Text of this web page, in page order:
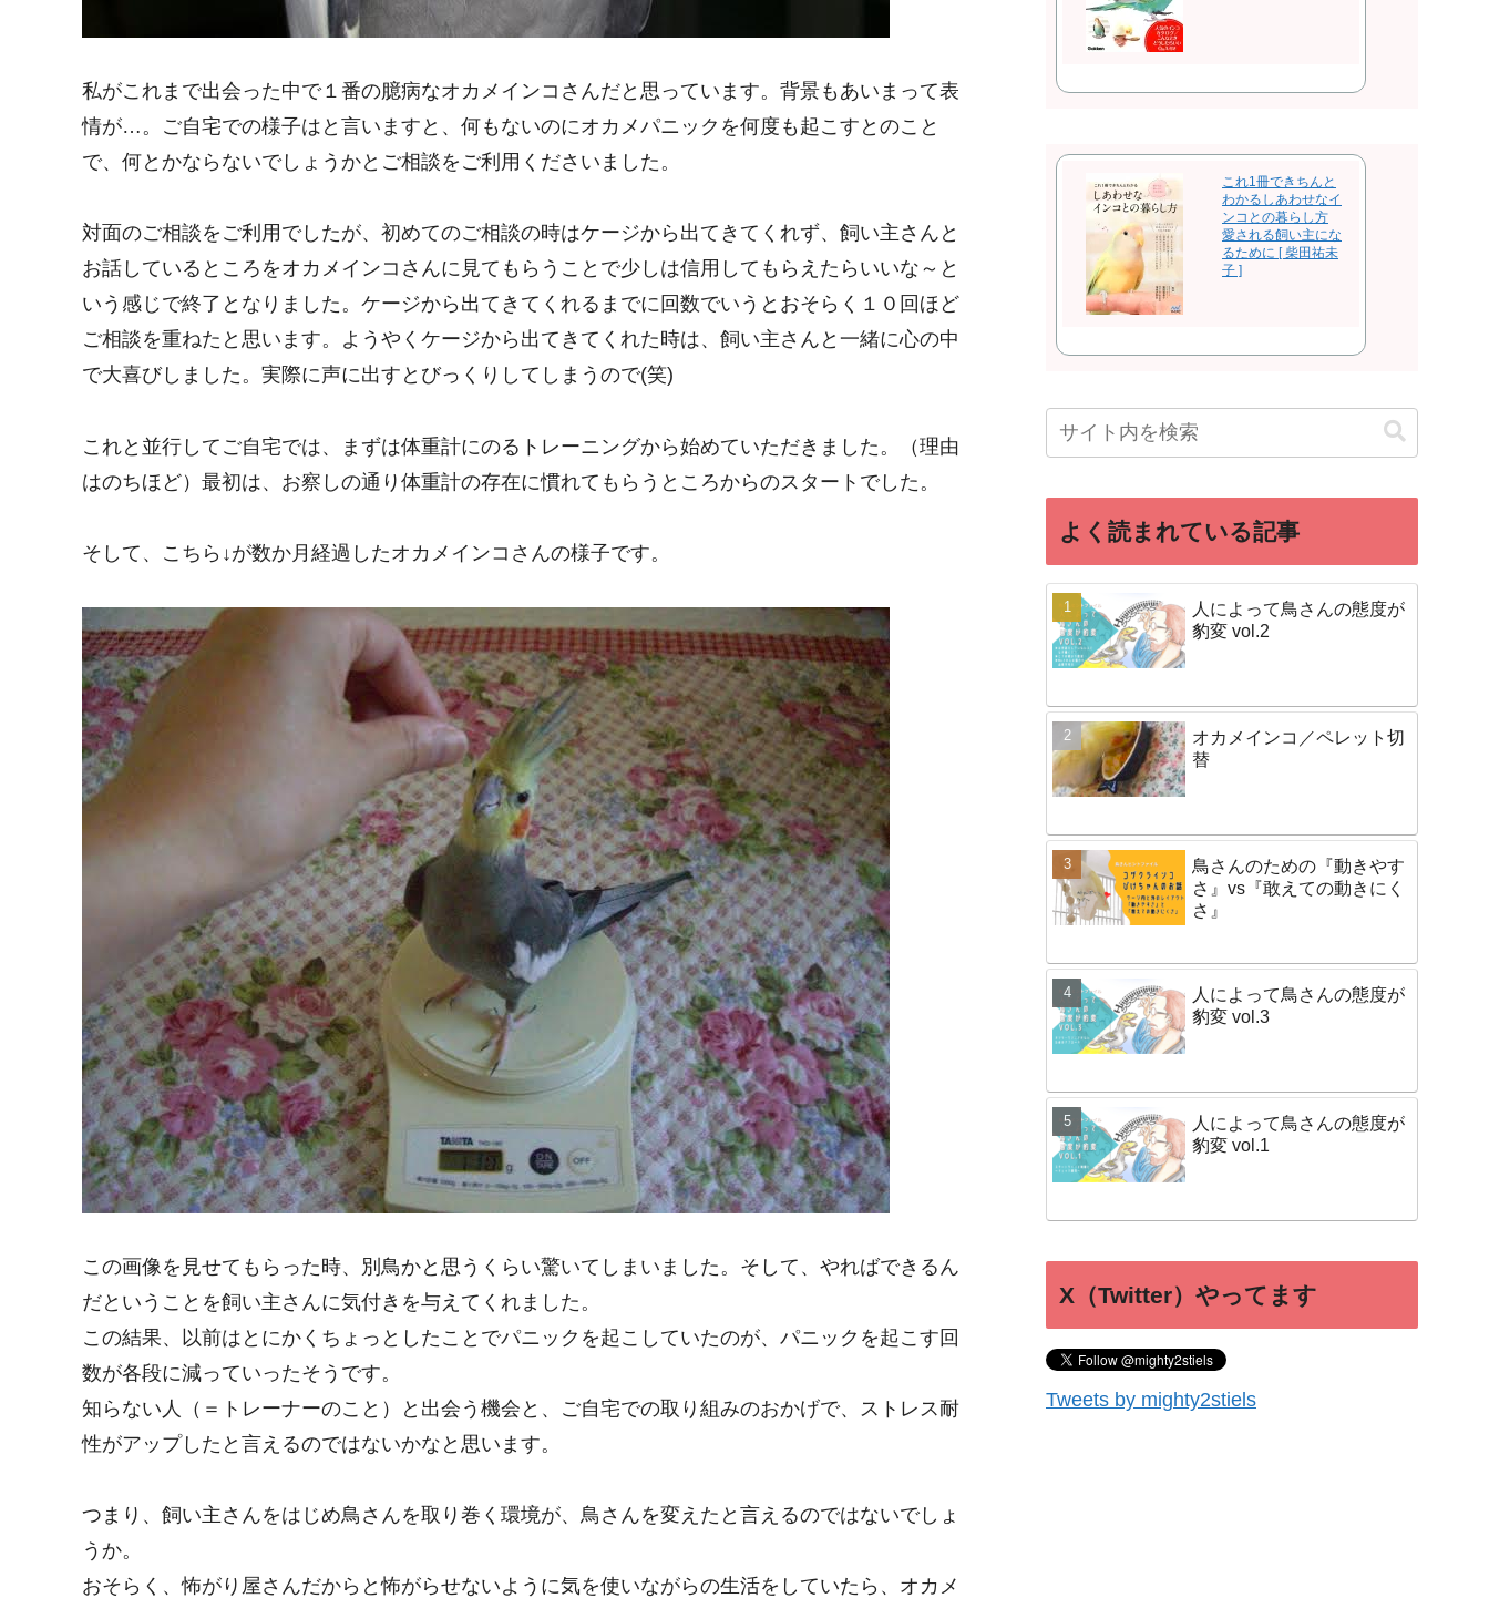
私がこれまで出会った中で１番の臆病なオカメインコさんだと思っています。背景もあいまって表
情が…。ご自宅での様子はと言いますと、何もないのにオカメパニックを何度も起こすとのこと
で、何とかならないでしょうかとご相談をご利用くださいました。
対面のご相談をご利用でしたが、初めてのご相談の時はケージから出てきてくれず、飼い主さんと
お話しているところをオカメインコさんに見てもらうことで少しは信用してもらえたらいいな～と
いう感じで終了となりました。ケージから出てきてくれるまでに回数でいうとおそらく１０回ほど
ご相談を重ねたと思います。ようやくケージから出てきてくれた時は、飼い主さんと一緒に心の中
で大喜びしました。実際に声に出すとびっくりしてしまうので(笑)
これと並行してご自宅では、まずは体重計にのるトレーニングから始めていただきました。（理由
はのちほど）最初は、お察しの通り体重計の存在に慣れてもらうところからのスタートでした。
そして、こちら↓が数か月経過したオカメインコさんの様子です。
この画像を見せてもらった時、別鳥かと思うくらい驚いてしまいました。そして、やればできるん
だということを飼い主さんに気付きを与えてくれました。
この結果、以前はとにかくちょっとしたことでパニックを起こしていたのが、パニックを起こす回
数が各段に減っていったそうです。
知らない人（＝トレーナーのこと）と出会う機会と、ご自宅での取り組みのおかげで、ストレス耐
性がアップしたと言えるのではないかなと思います。
つまり、飼い主さんをはじめ鳥さんを取り巻く環境が、鳥さんを変えたと言えるのではないでしょ
うか。
おそらく、怖がり屋さんだからと怖がらせないように気を使いながらの生活をしていたら、オカメ
これ1冊できちんと
わかるしあわせなイ
ンコとの暮らし方
愛される飼い主にな
るために [ 柴田祐未
子 ]
よく読まれている記事
人によって鳥さんの態度が
豹変 vol.2
オカメインコ／ペレット切
替
鳥さんのための『動きやす
さ』vs『敢えての動きにく
さ』
人によって鳥さんの態度が
豹変 vol.3
人によって鳥さんの態度が
豹変 vol.1
X（Twitter）やってます
Tweets by mighty2stiels